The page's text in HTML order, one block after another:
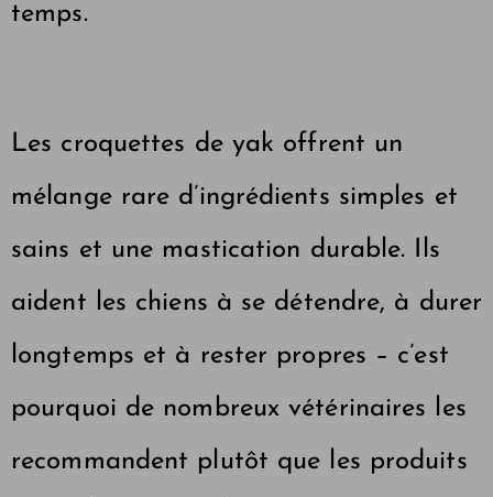
temps.
Les croquettes de yak offrent un
mélange rare d’ingrédients simples et
sains et une mastication durable. Ils
aident les chiens à se détendre, à durer
longtemps et à rester propres – c’est
pourquoi de nombreux vétérinaires les
recommandent plutôt que les produits